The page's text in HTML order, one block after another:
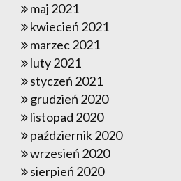
maj 2021
kwiecień 2021
marzec 2021
luty 2021
styczeń 2021
grudzień 2020
listopad 2020
październik 2020
wrzesień 2020
sierpień 2020